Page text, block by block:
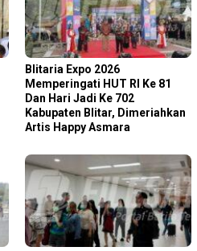
Blitaria Expo 2026
Memperingati HUT RI Ke 81
Dan Hari Jadi Ke 702
Kabupaten Blitar, Dimeriahkan
Artis Happy Asmara